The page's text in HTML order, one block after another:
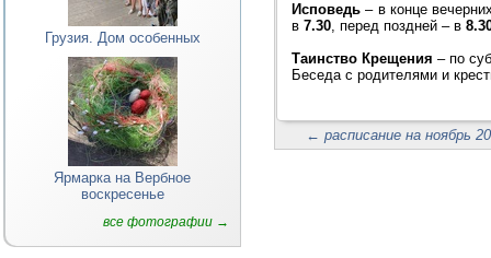
Грузия. Дом особенных
Ярмарка на Вербное
воскресенье
все фотографии →
Исповедь – в конце
в7.30, перед поздней – в
Таинство Крещения – по
Беседа с родителями и
← расписание на ноябрь